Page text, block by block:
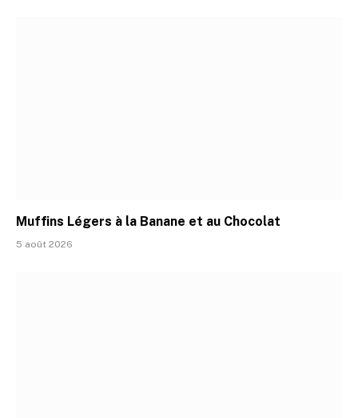
Muffins Légers à la Banane et au Chocolat
5 août 2026